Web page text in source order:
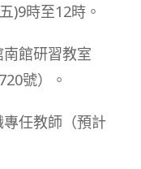
)9時至12時。
館研習教室
號）。
任教師（預計